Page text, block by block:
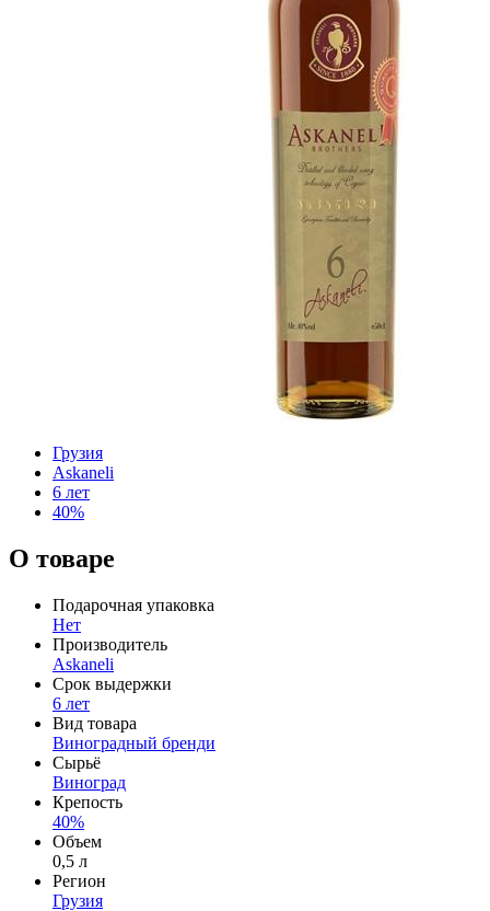
Грузия
Askaneli
6 лет
40%
О товаре
Подарочная упаковка
Нет
Производитель
Askaneli
Срок выдержки
6 лет
Вид товара
Виноградный бренди
Сырьё
Виноград
Крепость
40%
Объем
0,5 л
Регион
Грузия